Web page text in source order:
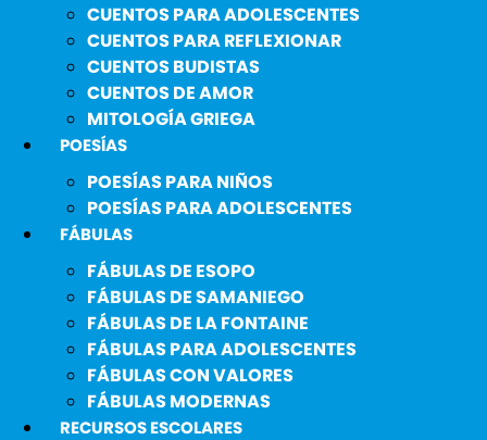
CUENTOS PARA ADOLESCENTES
CUENTOS PARA REFLEXIONAR
CUENTOS BUDISTAS
CUENTOS DE AMOR
MITOLOGÍA GRIEGA
POESÍAS
POESÍAS PARA NIÑOS
POESÍAS PARA ADOLESCENTES
FÁBULAS
FÁBULAS DE ESOPO
FÁBULAS DE SAMANIEGO
FÁBULAS DE LA FONTAINE
FÁBULAS PARA ADOLESCENTES
FÁBULAS CON VALORES
FÁBULAS MODERNAS
RECURSOS ESCOLARES